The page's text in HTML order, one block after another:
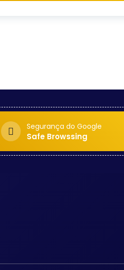
Segurança do Google
Safe Browssing